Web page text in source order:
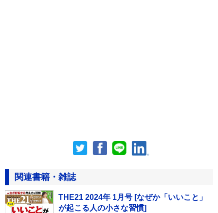
関連書籍・雑誌
THE21 2024年 1月号 [なぜか「いいこと」
が起こる人の小さな習慣]